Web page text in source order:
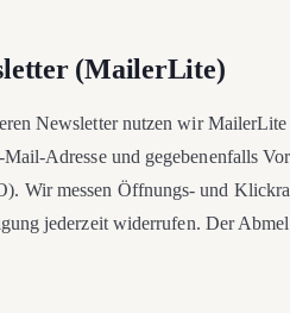
(MailerLite)
Newsletter nutzen wir
Mail-Adresse und gegebenenfalls
Wir messen Öffnungs- und
jederzeit widerrufen. Der